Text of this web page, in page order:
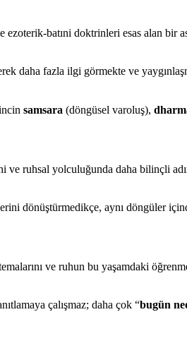
batıni doktrinleri esas alan bir
daha fazla ilgi görmekte ve
samsara (döngüsel varoluş),
ve ruhsal yolculuğunda daha bilinçli
dönüştürmedikçe, aynı döngüler
ve ruhun bu yaşamdaki
çalışmaz; daha çok “bugün